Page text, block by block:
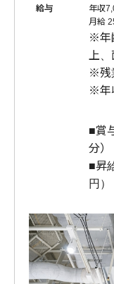
給与
年収
月給
※年
上
※残
※年
■賞
分）
■昇
円）